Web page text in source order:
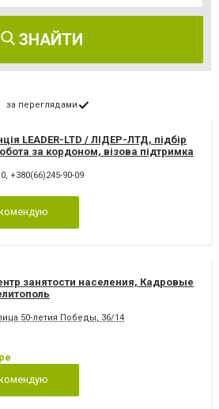
ЗНАЙТИ
за переглядами
LEADER-LTD / ЛІДЕР-ЛТД, підбір
за кордоном, візова підтримка
, +380(66)245-90-09
занятости населения, Кадровые
50-летия Победы, 36/14